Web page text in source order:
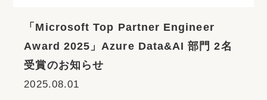
Engineer
部門 2名
ナレッジコミュニケーショ
全な発展を目指し「一般社